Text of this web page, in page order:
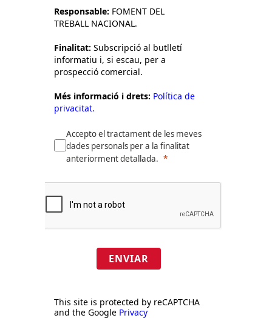
Responsable: FOMENT DEL
TREBALL NACIONAL.
Finalitat: Subscripció al butlletí
informatiu i, si escau, per a
prospecció comercial.
Més informació i drets: Política de
privacitat.
Accepto el tractament de les meves
dades personals per a la finalitat
anteriorment detallada.
ENVIAR
This site is protected by reCAPTCHA
and the Google Privacy